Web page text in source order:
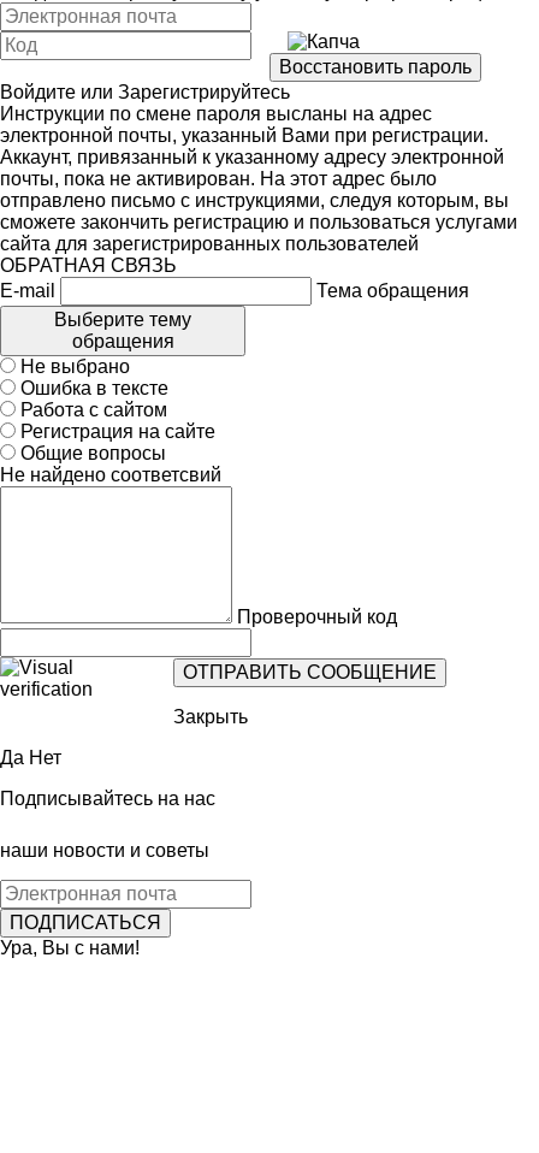
Войдите или Зарегистрируйтесь
Инструкции по смене пароля высланы на адрес
электронной почты, указанный Вами при регистрации.
Аккаунт, привязанный к указанному адресу электронной
почты, пока не активирован. На этот адрес было
отправлено письмо с инструкциями, следуя которым, вы
сможете закончить регистрацию и пользоваться услугами
сайта для зарегистрированных пользователей
ОБРАТНАЯ СВЯЗЬ
E-mail
Тема обращения
Выберите тему
обращения
Не выбрано
Ошибка в тексте
Работа с сайтом
Регистрация на сайте
Общие вопросы
Не найдено соответсвий
Проверочный код
Закрыть
Да Нет
Подписывайтесь на нас
наши новости и советы
Ура, Вы с нами!